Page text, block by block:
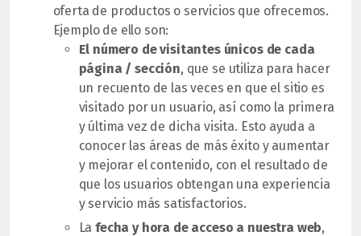
oferta de productos o servicios que ofrecemos.
Ejemplo de ello son:
El número de visitantes únicos de cada
página / sección, que se utiliza para hacer
un recuento de las veces en que el sitio es
visitado por un usuario, así como la primera
y última vez de dicha visita. Esto ayuda a
conocer las áreas de más éxito y aumentar
y mejorar el contenido, con el resultado de
que los usuarios obtengan una experiencia
y servicio más satisfactorios.
Lafecha y hora de acceso a nuestra web,